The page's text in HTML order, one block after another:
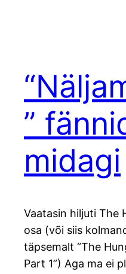
”
midagi
Vaatasin hiljuti The
osa (või siis
täpsemalt “The
Part 1”) Aga ma ei